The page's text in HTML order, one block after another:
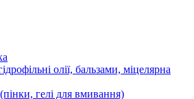
олії, бальзами, міцелярна
гелі для вмивання)